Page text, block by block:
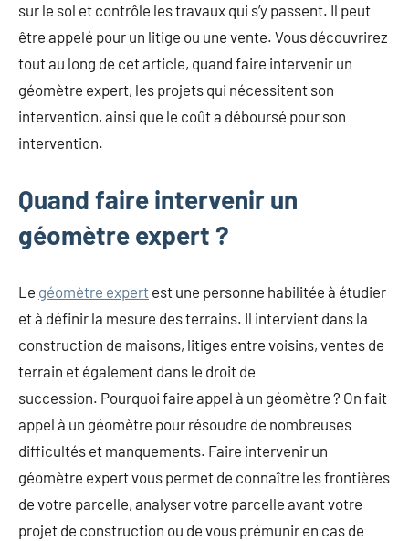
sur le sol et contrôle les travaux qui s’y passent. Il peut
être appelé pour un litige ou une vente. Vous découvrirez
tout au long de cet article, quand faire intervenir un
géomètre expert, les projets qui nécessitent son
intervention, ainsi que le coût a déboursé pour son
intervention.
Quand faire intervenir un
géomètre expert ?
Le géomètre expert est une personne habilitée à étudier
et à définir la mesure des terrains. Il intervient dans la
construction de maisons, litiges entre voisins, ventes de
terrain et également dans le droit de
succession. Pourquoi faire appel à un géomètre ? On fait
appel à un géomètre pour résoudre de nombreuses
difficultés et manquements. Faire intervenir un
géomètre expert vous permet de connaître les frontières
de votre parcelle, analyser votre parcelle avant votre
projet de construction ou de vous prémunir en cas de